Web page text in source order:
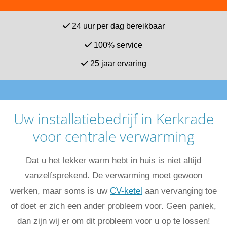
24 uur per dag bereikbaar
 100% service
25 jaar ervaring
Uw installatiebedrijf in Kerkrade
voor centrale verwarming
Dat u het lekker warm hebt in huis is niet altijd
vanzelfsprekend. De verwarming moet gewoon
werken, maar soms is uw CV-ketel aan vervanging toe
of doet er zich een ander probleem voor. Geen paniek,
dan zijn wij er om dit probleem voor u op te lossen!